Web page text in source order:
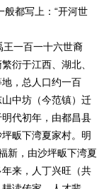
都写上：“开河世
一百一十六世裔
衍于江西、湖北、
，总人口约一百
中坊（今范镇）迁
代初年，由都昌县
畈下湾夏家村。明
新，由沙坪畈下湾夏
来，人丁兴旺（共